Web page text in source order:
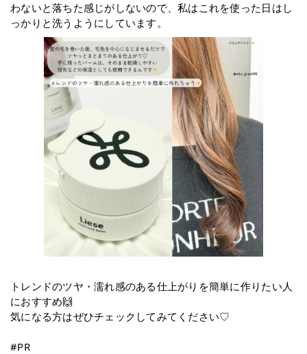
わないと落ちた感じがしないので、私はこれを使った日はし
っかりと洗うようにしています。
トレンドのツヤ・濡れ感のある仕上がりを簡単に作りたい人
におすすめ🙌
気になる方はぜひチェックしてみてください♡
#PR